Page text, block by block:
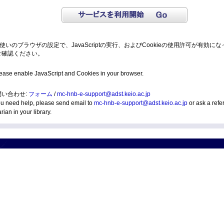
いのブラウザの設定で、JavaScriptの実行、およびCookieの使用許可が有効にな
認ください。
enable JavaScript and Cookies in your browser.
い合わせ: フォーム /mc-hnb-e-support@adst.keio.ac.jp
need help, please send email to mc-hnb-e-support@adst.keio.ac.jp or ask a
in your library.